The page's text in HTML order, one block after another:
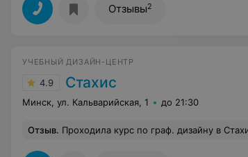
Отзывы2
УЧЕБНЫЙ ДИЗАЙН-ЦЕНТР
4.9 Стахис
Минск, ул. Кальварийская, 1 до 21:30
Отзыв. Проходила курс по граф. дизайну в Стахис. Осталась очень довольна!!!Преподаватели объясняют понятно, без лишней «воды», всегда готовы разобрать работы и дать обратную связь и прийти на помощь. За